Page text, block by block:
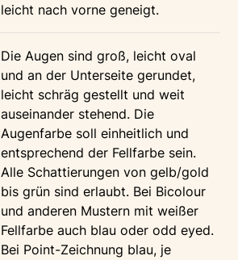
leicht nach vorne geneigt.
Die Augen sind groß, leicht oval
und an der Unterseite gerundet,
leicht schräg gestellt und weit
auseinander stehend. Die
Augenfarbe soll einheitlich und
entsprechend der Fellfarbe sein.
Alle Schattierungen von gelb/gold
bis grün sind erlaubt. Bei Bicolour
und anderen Mustern mit weißer
Fellfarbe auch blau oder odd eyed.
Bei Point-Zeichnung blau, je